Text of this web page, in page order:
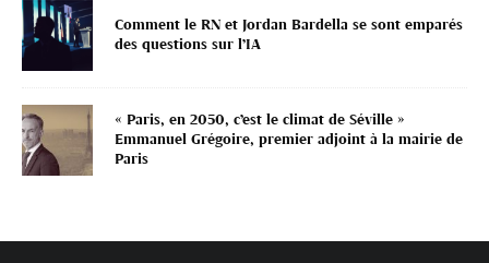
Comment le RN et Jordan Bardella se sont emparés
des questions sur l’IA
« Paris, en 2050, c’est le climat de Séville »
Emmanuel Grégoire, premier adjoint à la mairie de
Paris